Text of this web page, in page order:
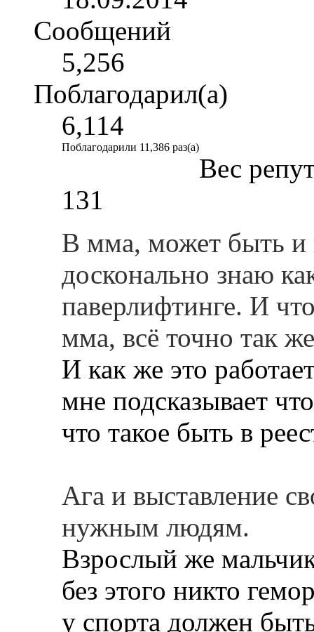
Сообщений
5,256
Поблагодарил(а)
6,114
Поблагодарили 11,386 раз(а)
Вес
131
В мма, может быть
досконально знаю
паверлифтинге. И
мма, всё точно так
И как же это
мне подсказывает
что такое быть в
Ага и выставление
нужным людям.
Взрослый же
без этого никто
у спорта должен